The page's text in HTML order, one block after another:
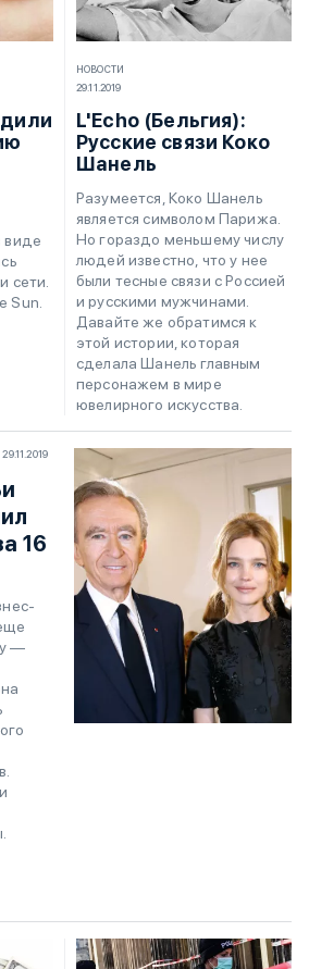
виде
сети.
Sun.
НОВОСТИ
29.11.2019
L'Echo (Бельгия):
Русские связи Коко
Шанель
Разумеется, Коко Шанель
является символом Парижа.
Но гораздо меньшему числу
людей известно, что у нее
были тесные связи с Россией
и русскими мужчинами.
Давайте же обратимся к
этой истории, которая
сделала Шанель главным
персонажем в мире
ювелирного искусства.
29.11.2019
16
—